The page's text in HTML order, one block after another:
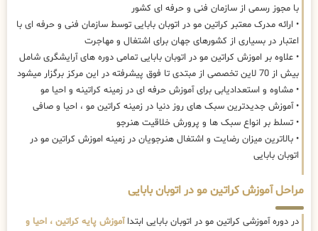
با مجوز رسمی از سازمان فنی و حرفه ای کشور
• ارائه مدرک معتبر کراتین مو در اتوبان بابایی توسط سازمان فنی و حرفه ای با
اعتبار در بسیاری از کشورهای جهان برای اشتغال و مهاجرت
• علاوه بر اموزش کراتین مو در اتوبان بابایی تمامی دوره های آرایشگری شامل
بیش از 70 لاین تخصصی از مبتدی تا فوق پیشرفته در این مرکز برگزار میشود
• مشاوه و استعدادیابی برای آموزش حرفه ای در زمینه کراتینه و احیا مو
• آموزش جدیدترین سبک های روز دنیا در زمینه کراتین مو ، احیا و صافی
• تسلط بر انواع سبک ها و پرورش خلاقیت هنرجو
• بالاترین میزان رضایت و اشتغال هنرجویان در زمینه اموزش کراتین مو در
اتوبان بابایی
مراحل آموزش کراتین مو در اتوبان بابایی
در دوره آموزشی کراتین مو در اتوبان بابایی ابتداآموزش پایه کراتین ، احیا و